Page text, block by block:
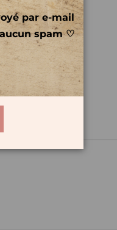
par e-mail
aucun spam ♡